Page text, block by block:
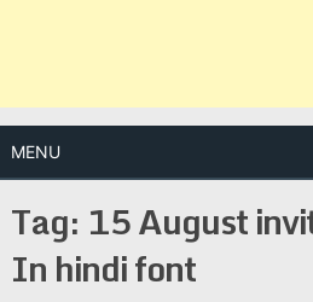
MENU
Tag: 15 August
In hindi font